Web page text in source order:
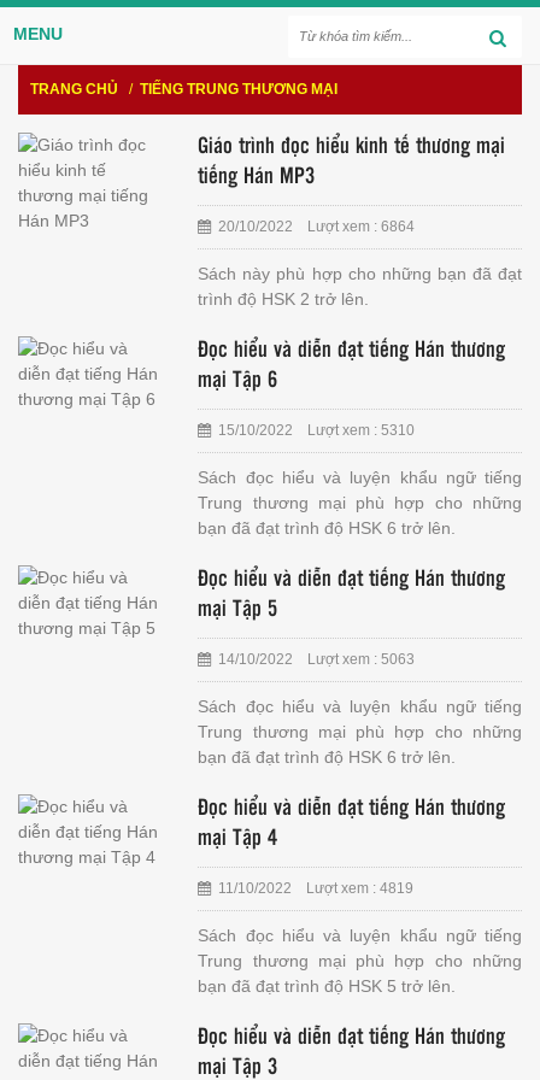
MENU
TRANG CHỦ / TIẾNG TRUNG THƯƠNG MẠI
Giáo trình đọc hiểu kinh tế thương mại
tiếng Hán MP3
20/10/2022 Lượt xem : 6864
Sách này phù hợp cho những bạn đã đạt
trình độ HSK 2 trở lên.
Đọc hiểu và diễn đạt tiếng Hán thương
mại Tập 6
15/10/2022 Lượt xem : 5310
Sách đọc hiểu và luyện khẩu ngữ tiếng
Trung thương mại phù hợp cho những
bạn đã đạt trình độ HSK 6 trở lên.
Đọc hiểu và diễn đạt tiếng Hán thương
mại Tập 5
14/10/2022 Lượt xem : 5063
Sách đọc hiểu và luyện khẩu ngữ tiếng
Trung thương mại phù hợp cho những
bạn đã đạt trình độ HSK 6 trở lên.
Đọc hiểu và diễn đạt tiếng Hán thương
mại Tập 4
11/10/2022 Lượt xem : 4819
Sách đọc hiểu và luyện khẩu ngữ tiếng
Trung thương mại phù hợp cho những
bạn đã đạt trình độ HSK 5 trở lên.
Đọc hiểu và diễn đạt tiếng Hán thương
mại Tập 3